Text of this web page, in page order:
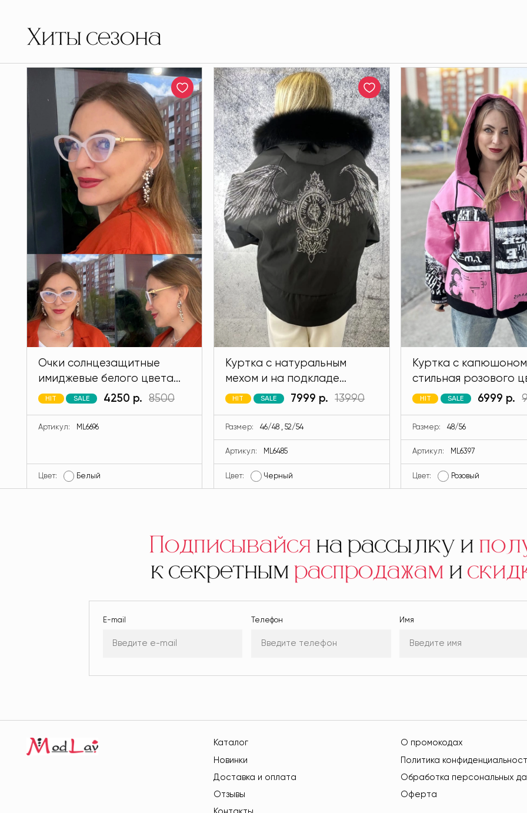
Хиты сезона
Очки солнцезащитные
имиджевые белого цвета
MODLAV ML6696-1
HIT SALE 4250 р. 8500
Артикул: ML6696
Цвет: Белый
Куртка с натуральным
мехом и на подкладе
кролик черного цвета
HIT SALE 7999 р. 13990
Размер: 46/48 , 52/54
Артикул: ML6485
Цвет: Черный
Куртка с капюшоном
стильная розового
MODLAV ML6397-26
HIT SALE 6999 р.
Размер: 48/56
Артикул: ML6397
Цвет: Розовый
Подписывайсяна рассылку и
к секретнымраспродажами
E-mail Телефон Имя
Каталог
Новинки
Доставка и оплата
Отзывы
О промокодах
Политика
Обработка персональных
Оферта